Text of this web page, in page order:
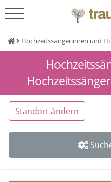
Hochzeitssängerinnen und
Standort ändern